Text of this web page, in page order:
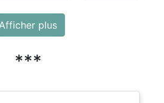
Afficher plus
***